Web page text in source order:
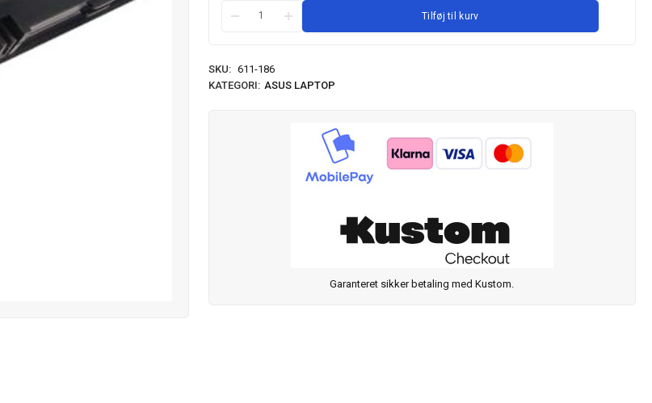
Tilføj til kurv
SKU: 611-186
KATEGORI: ASUS LAPTOP
Garanteret sikker betaling med Kustom.